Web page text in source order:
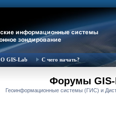
О GIS-Lab С чего начать?
Форумы
Геоинформационные системы (ГИС) и